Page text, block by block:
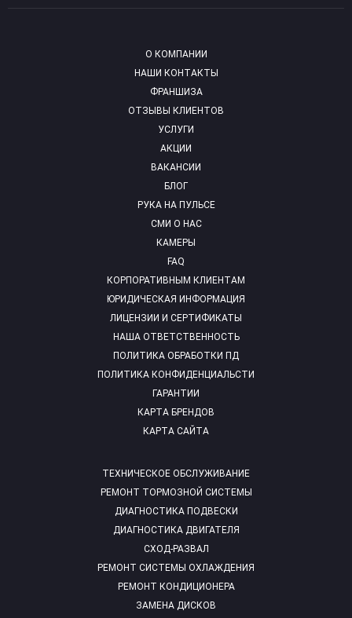
О КОМПАНИИ
НАШИ КОНТАКТЫ
ФРАНШИЗА
ОТЗЫВЫ КЛИЕНТОВ
УСЛУГИ
АКЦИИ
ВАКАНСИИ
БЛОГ
РУКА НА ПУЛЬСЕ
СМИ О НАС
КАМЕРЫ
FAQ
ТЕХНИЧЕСКОЕ ОБСЛУЖИВАНИЕ
РЕМОНТ ТОРМОЗНОЙ СИСТЕМЫ
ДИАГНОСТИКА ПОДВЕСКИ
ДИАГНОСТИКА ДВИГАТЕЛЯ
СХОД-РАЗВАЛ
РЕМОНТ СИСТЕМЫ ОХЛАЖДЕНИЯ
РЕМОНТ КОНДИЦИОНЕРА
ЗАМЕНА ДИСКОВ
КОРПОРАТИВНЫМ КЛИЕНТАМ
ЮРИДИЧЕСКАЯ ИНФОРМАЦИЯ
ЛИЦЕНЗИИ И СЕРТИФИКАТЫ
НАША ОТВЕТСТВЕННОСТЬ
ПОЛИТИКА ОБРАБОТКИ ПД
ПОЛИТИКА КОНФИДЕНЦИАЛЬСТИ
ГАРАНТИИ
КАРТА БРЕНДОВ
КАРТА САЙТА